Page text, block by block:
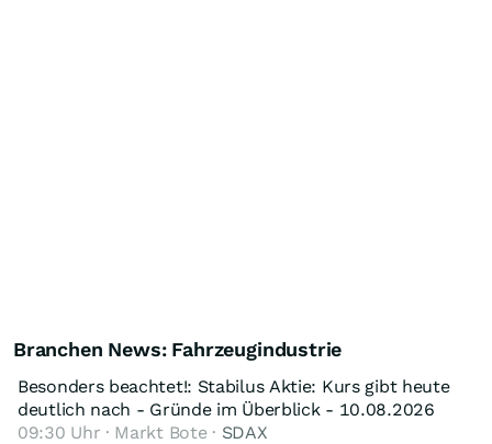
Branchen News: Fahrzeugindustrie
Besonders beachtet!: Stabilus Aktie: Kurs gibt heute
deutlich nach - Gründe im Überblick - 10.08.2026
09:30 Uhr · Markt Bote · SDAX